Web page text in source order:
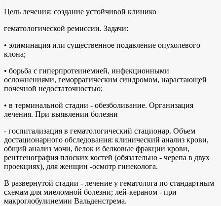
Цель лечения: создание устойчивой клинико
гематологической ремиссии. Задачи:
• элиминация или существенное подавление опухолевого
клона;
• борьба с гиперпротеинемией, инфекционными
осложнениями, геморрагическим синдромом, нарастающей
почечной недостаточностью;
• в терминальной стадии - обезболивание. Организация
лечения. При выявлении болезни
- госпитализация в гематологический стационар. Объем
достационарного обследования: клинический анализ крови,
общий анализ мочи, белок и белковые фракции крови,
рентгенография плоских костей (обязательно - черепа в двух
проекциях), для женщин -осмотр гинеколога.
В развернутой стадии - лечение у гематолога по стандартным
схемам для миеломной болезни; лей-кераном - при
макроглобулинемии Вальденстрема.